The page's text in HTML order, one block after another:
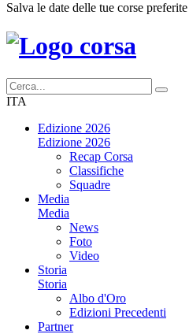
Salva le date delle tue corse preferite
ITA
Edizione 2026
Edizione 2026
Recap Corsa
Classifiche
Squadre
Media
Media
News
Foto
Video
Storia
Storia
Albo d'Oro
Edizioni Precedenti
Partner